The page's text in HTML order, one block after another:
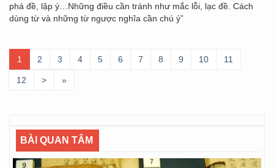
phá đề, lập ý…Những điều cần tránh như mắc lỗi, lạc đề. Cách
dùng từ và những từ ngược nghĩa cần chú ý”
1 2 3 4 5 6 7 8 9 10 11
12 > »
BÀI QUAN TÂM